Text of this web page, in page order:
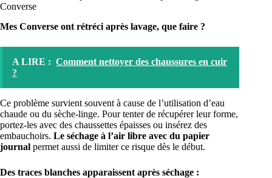
Converse
Mes Converse ont rétréci après lavage, que faire ?
A LIRE : Comment nettoyer des chaussures en cuir
?
Ce problème survient souvent à cause de l’utilisation d’eau
chaude ou du sèche-linge. Pour tenter de récupérer leur forme,
portez-les avec des chaussettes épaisses ou insérez des
embauchoirs. Le séchage à l’air libre avec du papier
journal permet aussi de limiter ce risque dès le début.
Des traces blanches apparaissent après séchage :